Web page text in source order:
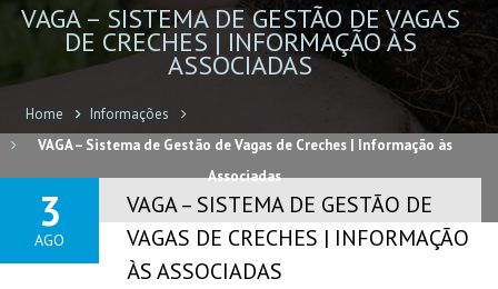
VAGA – SISTEMA DE GESTÃO DE VAGAS
DE CRECHES | INFORMAÇÃO ÀS
ASSOCIADAS
Home
Informações
VAGA – Sistema de Gestão de Vagas de Creches | Informação às
Associadas
3
AGO
VAGA – SISTEMA DE GESTÃO DE
VAGAS DE CRECHES | INFORMAÇÃO
ÀS ASSOCIADAS